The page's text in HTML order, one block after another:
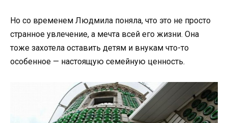
Но со временем Людмила поняла, что это не просто
странное увлечение, а мечта всей его жизни. Она
тоже захотела оставить детям и внукам что-то
особенное — настоящую семейную ценность.